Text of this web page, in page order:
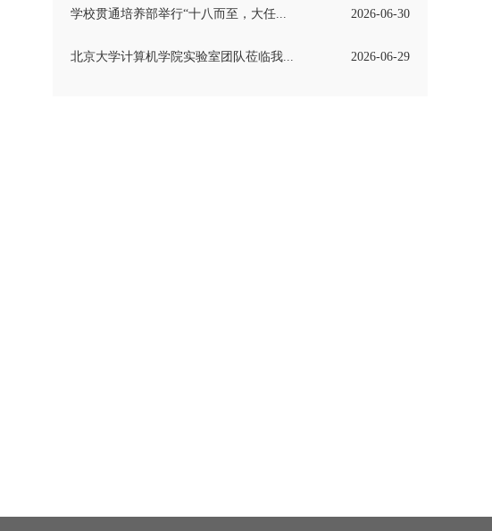
学校贯通培养部举行“十八而至，大任... 2026-06-30
北京大学计算机学院实验室团队莅临我... 2026-06-29